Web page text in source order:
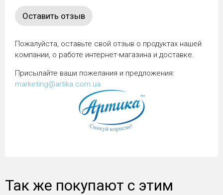
Пожалуйста, оставьте свой отзыв о продуктах нашей
компании, о работе интернет-магазина и доставке.
Присылайте ваши пожелания и предложения:
marketing@artika.com.ua
Так же покупают с этим